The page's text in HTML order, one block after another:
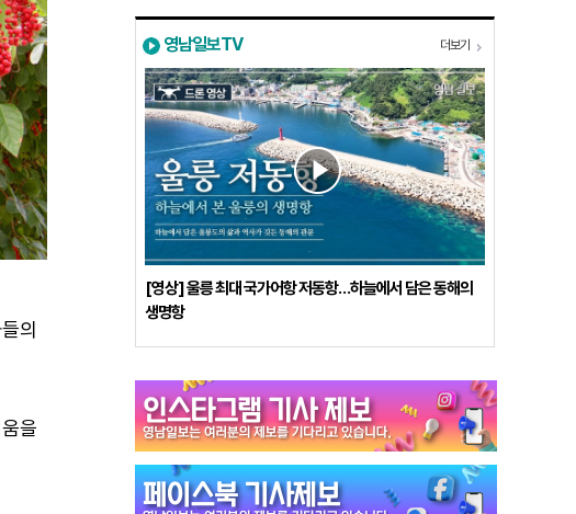
의
을
영남일보TV 더보기
[영상] 울릉 최대 국가어항 저동항…하늘에서 담은 동해의
생명항